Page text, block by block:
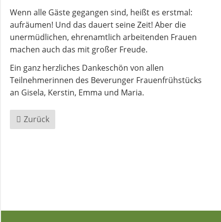
Andachten
zum
Monatsspruch
GOTTESDIENSTE
Sommerkirche
Wenn alle Gäste gegangen sind, heißt es erstmal:
aufräumen! Und das dauert seine Zeit! Aber die
unermüdlichen, ehrenamtlich arbeitenden Frauen
machen auch das mit großer Freude.
Ein ganz herzliches Dankeschön von allen
Teilnehmerinnen des Beverunger Frauenfrühstücks
an Gisela, Kerstin, Emma und Maria.
Zurück